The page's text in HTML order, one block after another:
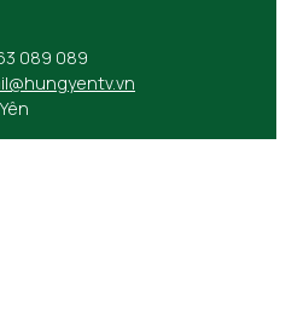
089 089